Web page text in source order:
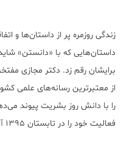
زندگی روزمره پر از داستان‌ها و
داستان‌هایی که با «دانستن»
برایشان رقم زد. دکتر مجازی
از معتبر‌ترین رسانه‌های علمی
را با دانش روز بشریت پیوند
فعالیت خود را در تابستان ۱۳۹۵ آغاز نموده است.